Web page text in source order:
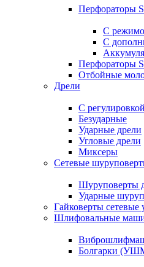
Перфораторы
С
С
Перфораторы
Отбойные
Дрели
С
Безударные
Ударные дрели
Угловые дрели
Миксеры
Сетевые
Шуруповерты
Ударные
Гайковерты сетевые
Шлифовальные
Болгарки